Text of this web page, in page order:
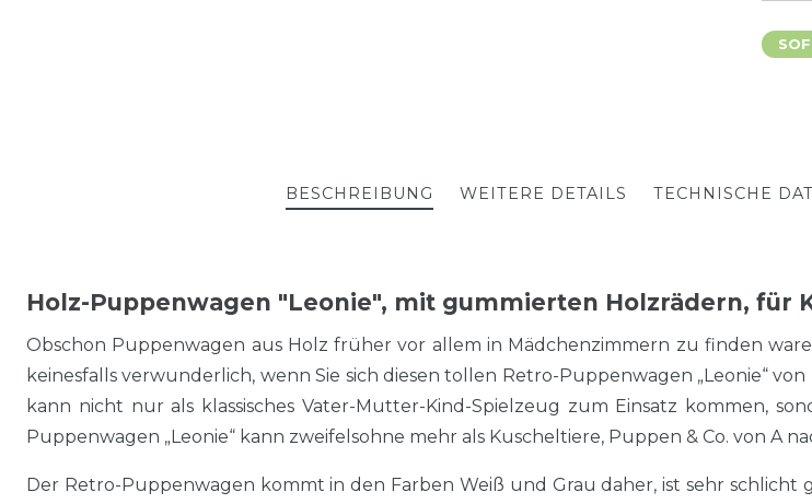
BESCHREIBUNG WEITERE DETAILS TECHNISCHE
Holz-Puppenwagen "Leonie", mit gummierten Holzrädern, für
Obschon Puppenwagen aus Holz früher vor allem in Mädchenzimmern zu finden
keinesfalls verwunderlich, wenn Sie sich diesen tollen Retro-Puppenwagen „Leonie“
kann nicht nur als klassisches Vater-Mutter-Kind-Spielzeug zum Einsatz kommen,
Puppenwagen „Leonie“ kann zweifelsohne mehr als Kuscheltiere, Puppen & Co. von A
Der Retro-Puppenwagen kommt in den Farben Weiß und Grau daher, ist sehr